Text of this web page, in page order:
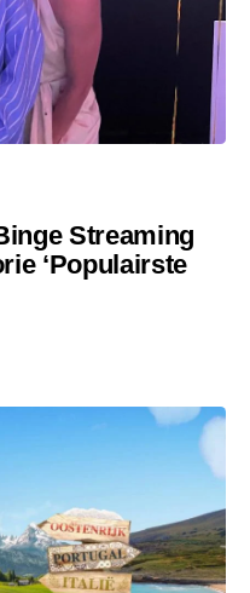
Streaming
‘Populairste